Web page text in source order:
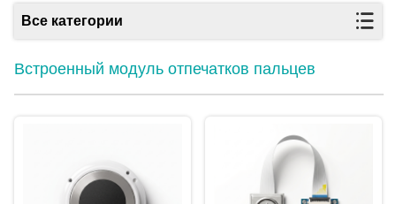
Все категории
Встроенный модуль отпечатков пальцев